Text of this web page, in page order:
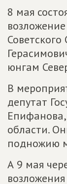
8 мая
юнгам
В
депутат
области.
подножию
А 9 мая